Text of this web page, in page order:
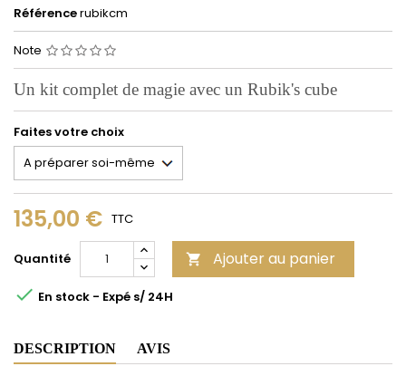
Référencerubikcm
Note
Un kit complet de magie avec un Rubik's cube
Faites votre choix
135,00 € TTC
Quantité  Ajouter au panier
 En stock - Expé s/ 24H
DESCRIPTION AVIS